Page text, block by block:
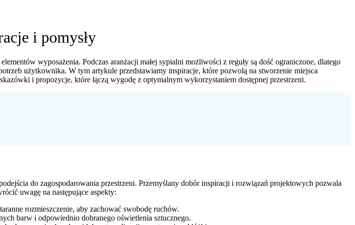
i pomysły
wyposażenia. Podczas aranżacji małej sypialni możliwości z reguły są dość ograniczone, dlatego
użytkownika. W tym artykule przedstawiamy inspiracje, które pozwolą na stworzenie miejsca
i propozycje, które łączą wygodę z optymalnym wykorzystaniem dostępnej przestrzeni.
do zagospodarowania przestrzeni. Przemyślany dobór inspiracji i rozwiązań projektowych pozwala
uwagę na następujące aspekty:
rozmieszczenie, aby zachować swobodę ruchów.
barw i odpowiednio dobranego oświetlenia sztucznego.